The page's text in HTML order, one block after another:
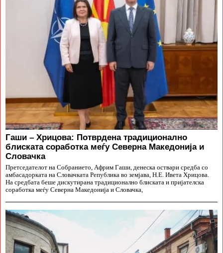
Гаши – Хрицова: Потврдена традиционално
блиската соработка меѓу Северна Македонија и
Словачка
Претседателот на Собранието, Африм Гаши, денеска оствари средба со
амбасадорката на Словачката Република во земјава, Н.Е. Ивета Хрицова.
На средбата беше дискутирана традиционално блиската и пријателска
соработка меѓу Северна Македонија и Словачка,